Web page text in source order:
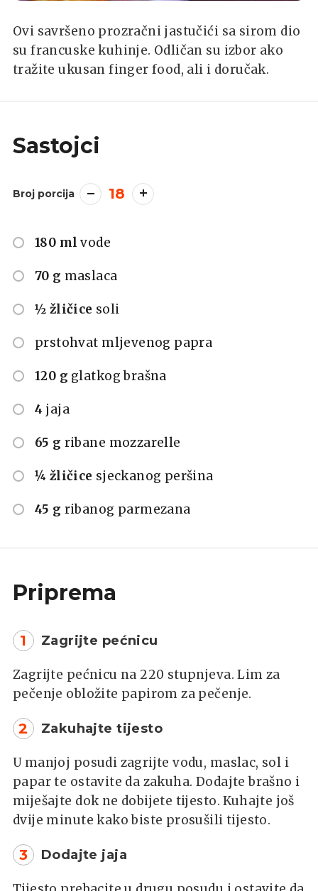
Ovi savršeno prozračni jastučići sa sirom dio
su francuske kuhinje. Odličan su izbor ako
tražite ukusan finger food, ali i doručak.
Sastojci
Broj porcija 18
180 ml vode
70 g maslaca
½ žličice soli
prstohvat mljevenog papra
120 g glatkog brašna
4 jaja
65 g ribane mozzarelle
¼ žličice sjeckanog peršina
45 g ribanog parmezana
Priprema
1 Zagrijte pećnicu
Zagrijte pećnicu na 220 stupnjeva. Lim za
pečenje obložite papirom za pečenje.
2 Zakuhajte tijesto
U manjoj posudi zagrijte vodu, maslac, sol i
papar te ostavite da zakuha. Dodajte brašno i
miješajte dok ne dobijete tijesto. Kuhajte još
dvije minute kako biste prosušili tijesto.
3 Dodajte jaja